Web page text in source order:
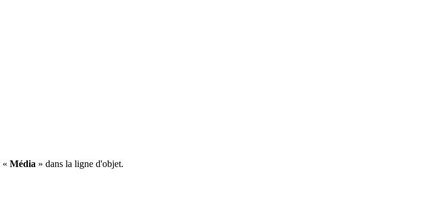
« Média » dans la ligne d'objet.